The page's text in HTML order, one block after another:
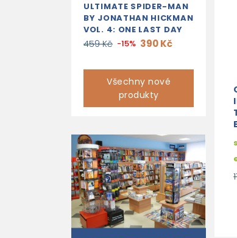
ULTIMATE SPIDER-MAN
BY JONATHAN HICKMAN
VOL. 4: ONE LAST DAY
459 Kč -15% 390 Kč
Všechny nové
produkty